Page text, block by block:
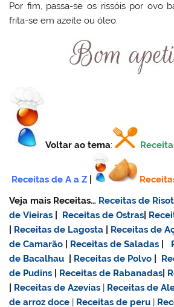
Por fim, passa-se os rissóis por ovo
frita-se em azeite ou óleo.
Voltar ao tema:
Receitas de A a Z
Veja mais Receitas… Receitas de
de Vieiras
Receitas de Ostras
Receitas de Lagosta Receitas de
de Camarão
Receitas de Saladas
de Bacalhau
Receitas de Polvo
de Pudins
Receitas de Rabanadas
Receitas de Azevias | Receitas de
dearroz doce | Receitas de peru |